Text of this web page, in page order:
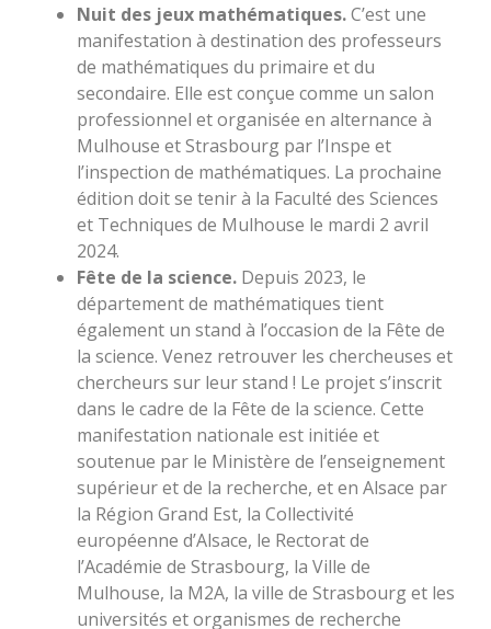
Nuit des jeux mathématiques.C’est une
manifestation à destination des professeurs
de mathématiques du primaire et du
secondaire. Elle est conçue comme un salon
professionnel et organisée en alternance à
Mulhouse et Strasbourg par l’Inspe et
l’inspection de mathématiques. La prochaine
édition doit se tenir à la Faculté des Sciences
et Techniques de Mulhouse le mardi 2 avril
2024.
Fête de la science. Depuis 2023, le
département de mathématiques tient
également un stand à l’occasion de la Fête de
la science. Venez retrouver les chercheuses et
chercheurs sur leur stand ! Le projet s’inscrit
dans le cadre de la Fête de la science. Cette
manifestation nationale est initiée et
soutenue par le Ministère de l’enseignement
supérieur et de la recherche, et en Alsace par
la Région Grand Est, la Collectivité
européenne d’Alsace, le Rectorat de
l’Académie de Strasbourg, la Ville de
Mulhouse, la M2A, la ville de Strasbourg et les
universités et organismes de recherche